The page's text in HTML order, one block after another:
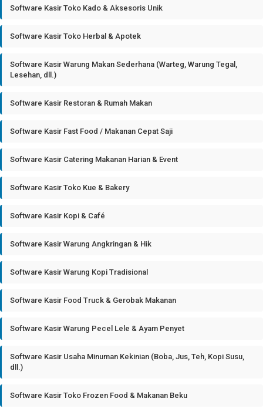
Software Kasir Toko Kado & Aksesoris Unik
Software Kasir Toko Herbal & Apotek
Software Kasir Warung Makan Sederhana (Warteg, Warung Tegal,
Lesehan, dll.)
Software Kasir Restoran & Rumah Makan
Software Kasir Fast Food / Makanan Cepat Saji
Software Kasir Catering Makanan Harian & Event
Software Kasir Toko Kue & Bakery
Software Kasir Kopi & Café
Software Kasir Warung Angkringan & Hik
Software Kasir Warung Kopi Tradisional
Software Kasir Food Truck & Gerobak Makanan
Software Kasir Warung Pecel Lele & Ayam Penyet
Software Kasir Usaha Minuman Kekinian (Boba, Jus, Teh, Kopi Susu,
dll.)
Software Kasir Toko Frozen Food & Makanan Beku